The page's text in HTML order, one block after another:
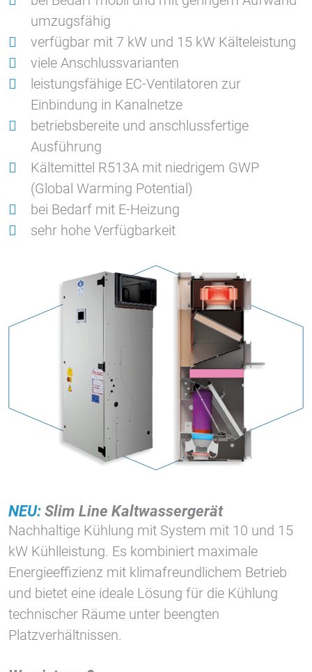
umzugsfähig
verfügbar mit 7 kW und 15 kW Kälteleistung
viele Anschlussvarianten
leistungsfähige EC-Ventilatoren zur
Einbindung in Kanalnetze
betriebsbereite und anschlussfertige
Ausführung
Kältemittel R513A mit niedrigem GWP
(Global Warming Potential)
bei Bedarf mit E-Heizung
sehr hohe Verfügbarkeit
NEU:Slim Line Kaltwassergerät
Nachhaltige Kühlung mit System mit 10 und 15
kW Kühlleistung. Es kombiniert maximale
Energieeffizienz mit klimafreundlichem Betrieb
und bietet eine ideale Lösung für die Kühlung
technischer Räume unter beengten
Platzverhältnissen.